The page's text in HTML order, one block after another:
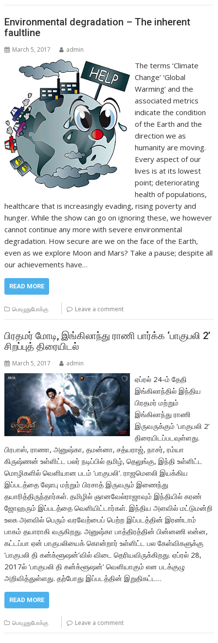
Environmental degradation – The inherent
faultline
March 5, 2017 admin
The terms ‘Climate
Change’ ‘Global
Warming’ and the
associated metrics
indicate the condition
of the Earth and the
direction we as
humanity are moving.
Every aspect of our
lives is at its lowest
point; deteriorating
health of populations,
healthcare that is increasingly evading, rising poverty and
hunger. While the show can go on ignoring these, we however
cannot continue any more with severe environmental
degradation. How secure are we on the face of the Earth,
even as we explore Moon and Mars? Take a pause; despite all
our achievements have…
READ MORE
பொழுதுபோக்கு Leave a comment
பிரதமர் மோடி, இங்கிலாந்து ராணி பார்க்க ‘பாகுபலி 2’
சிறப்புத் திரையிடல்
March 5, 2017 admin
ஏப்ரல் 24-ம் தேதி
இங்கிலாந்தில் இந்திய
பிரதமர் மற்றும்
இங்கிலாந்து ராணி
இருவருக்கும் ‘பாகுபலி 2’
திரையிடப்படவுள்ளது.
பிரபாஸ், ராணா, அனுஷ்கா, தமன்னா, சத்யராஜ், நாசர், ரம்யா
கிருஷ்ணன் உள்ளிட்ட பலர் நடிப்பில் தமிழ், தெலுங்கு, இந்தி உள்ளிட்ட
மொழிகளில் வெளியான படம் ‘பாகுபலி’. ராஜமெளலி இயக்கிய
இப்படத்தை ஷோபு மற்றும் பிரசாத் இருவரும் இணைந்து
தயாரித்திருந்தார்கள். தமிழில் ஞானவேல்ராஜாவும் இந்தியில் கரண்
ஜோஹரும் இப்படத்தை வெளியிட்டார்கள். இந்திய அளவில் மட்டுமன்றி
உலக அளவில் பெரும் வரவேற்பைப் பெற்ற இப்படத்தின் இரண்டாம்
பாகம் தயாராகி வருகிறது. அனுஷ்கா பாத்திரத்தின் பின்னணி என்ன,
கட்டப்பா ஏன் பாகுபலியைக் கொன்றார் உள்ளிட்ட பல கேள்விகளுக்கு
‘பாகுபலி தி கன்க்ளூஷன்’வில் விடை தெரியவிருக்கிறது. ஏப்ரல் 28,
2017ல் ‘பாகுபலி தி கன்க்ளூஷன்’ வெளியாகும் என படக்குழு
அறிவித்துள்ளது. தற்போது இப்படத்தின் இறுதிகட்ட…
READ MORE
பொழுதுபோக்கு Leave a comment